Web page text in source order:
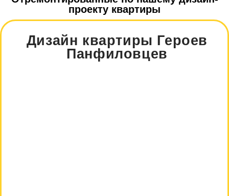
проекту квартиры
Дизайн квартиры Героев
Панфиловцев